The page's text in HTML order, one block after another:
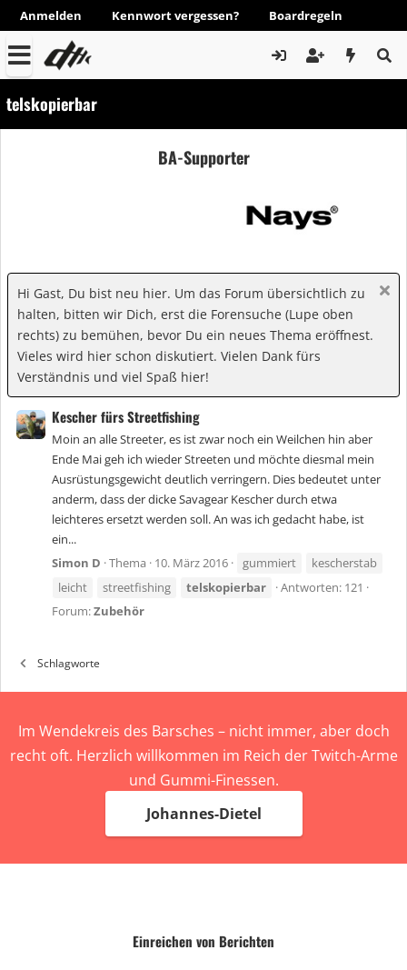
Anmelden Kennwort vergessen? Boardregeln
telskopierbar
BA-Supporter
Hi Gast, Du bist neu hier. Um das Forum übersichtlich zu
halten, bitten wir Dich, erst die Forensuche (Lupe oben
rechts) zu bemühen, bevor Du ein neues Thema eröffnest.
Vieles wird hier schon diskutiert. Vielen Dank fürs
Verständnis und viel Spaß hier!
Kescher fürs Streetfishing
Moin an alle Streeter, es ist zwar noch ein Weilchen hin aber
Ende Mai geh ich wieder Streeten und möchte diesmal mein
Ausrüstungsgewicht deutlich verringern. Dies bedeutet unter
anderm, dass der dicke Savagear Kescher durch etwa
leichteres ersetzt werden soll. An was ich gedacht habe, ist
ein...
Simon D Thema 10. März 2016 gummiert
kescherstab
leicht
streetfishing telskopierbar
Antworten: 121
Forum:Zubehör
Schlagworte
Im Wendekreis des Barsches – nicht immer, aber doch
recht oft. Herzlich willkommen im Reich der Twitch-Arme
und Gummi-Finessen.
Johannes-Dietel
Einreichen von Berichten